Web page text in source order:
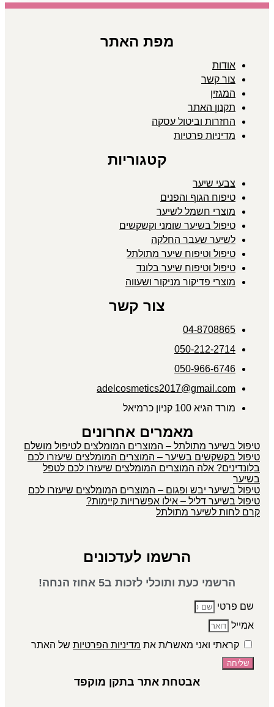
מפת האתר
אודות
צור קשר
המגזין
תקנון האתר
החזרות וביטול עסקה
מדיניות פרטיות
קטגוריות
צבעי שיער
טיפוח הגוף והפנים
מוצרי חשמל לשיער
טיפול בשיער שומני וקשקשים
לשיער שעבר החלקה
טיפול וטיפוח שיער מתולתל
טיפול וטיפוח שיער בלונד
מוצרי פדיקור מניקור ושעווה
צור קשר
04-8708865
050-212-2714
050-966-6746
adelcosmetics2017@gmail.com
מורד הגיא 100 קניון כרמיאל
מאמרים אחרונים
טיפול בשיער מתולתל – המוצרים המומלצים לטיפול מושלם
טיפול בקשקשים בשיער – המוצרים המומלצים שיעזרו לכם
בלונדינים? אלה המוצרים המומלצים שיעזרו לכם לטפל
בשיער
טיפול בשיער יבש ופגום – המוצרים המומלצים שיעזרו לכם
טיפול בשיער דליל – אילו אפשרויות קיימות?
קרם לחות לשיער מתולתל
הרשמו לעדכונים
הרשמי כעת ותוכלי לזכות ב5 אחוז הנחה!
שם פרטי
אמייל
קראתי ואני מאשר/ת את מדיניות הפרטיות של האתר
שליחה
אבטחת אתר בתקן מוקפד